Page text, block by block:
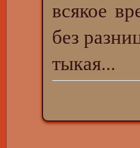
всякое
без
тыкая...